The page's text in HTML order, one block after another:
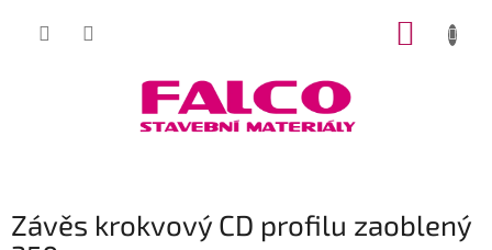
Závěs krokvový CD profilu zaoblený